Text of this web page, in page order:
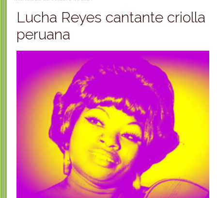
Lucha Reyes cantante criolla
peruana